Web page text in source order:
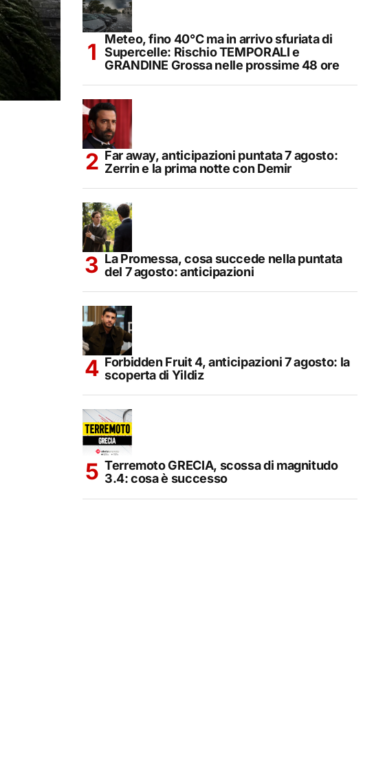
Meteo, fino 40°C ma in arrivo sfuriata di
Supercelle: Rischio TEMPORALI e
GRANDINE Grossa nelle prossime 48 ore
Far away, anticipazioni puntata 7 agosto:
Zerrin e la prima notte con Demir
La Promessa, cosa succede nella puntata
del 7 agosto: anticipazioni
Forbidden Fruit 4, anticipazioni 7 agosto: la
scoperta di Yildiz
Terremoto GRECIA, scossa di magnitudo
3.4: cosa è successo